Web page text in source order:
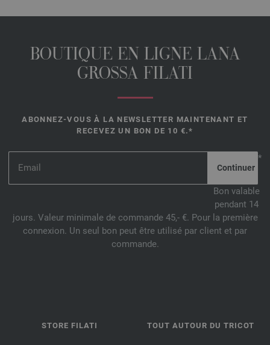
BOUTIQUE EN LIGNE LANA
GROSSA FILATI
ABONNEZ-VOUS À LA NEWSLETTER MAINTENANT ET
RECEVEZ UN BON DE 10 €.*
*
Bon valable
pendant 14
jours. Valeur minimale de commande 45,- €. Pour la première
connexion. Un seul bon peut être utilisé par client et par
commande.
STORE FILATI TOUT AUTOUR DU TRICOT